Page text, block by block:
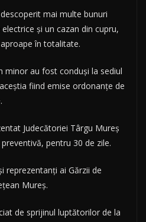
mai multe bunuri
și un cazan din cupru,
în totalitate.
minor au fost conduși la sediul
fiind emise ordonanțe de
Judecătoriei Târgu Mureș
pentru 30 de zile.
reprezentanți ai Gărzii de
Mureș.
de sprijinul luptătorilor de la